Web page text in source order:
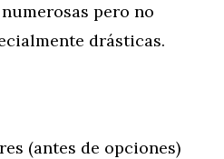
pero no
drásticas.
(antes de opciones)